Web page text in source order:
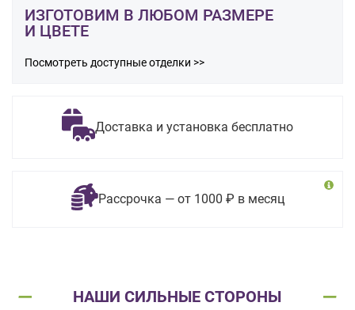
ИЗГОТОВИМ В ЛЮБОМ РАЗМЕРЕ
И ЦВЕТЕ
Посмотреть доступные отделки >>
Доставка и установка бесплатно
Рассрочка — от 1000 ₽ в месяц
НАШИ СИЛЬНЫЕ СТОРОНЫ